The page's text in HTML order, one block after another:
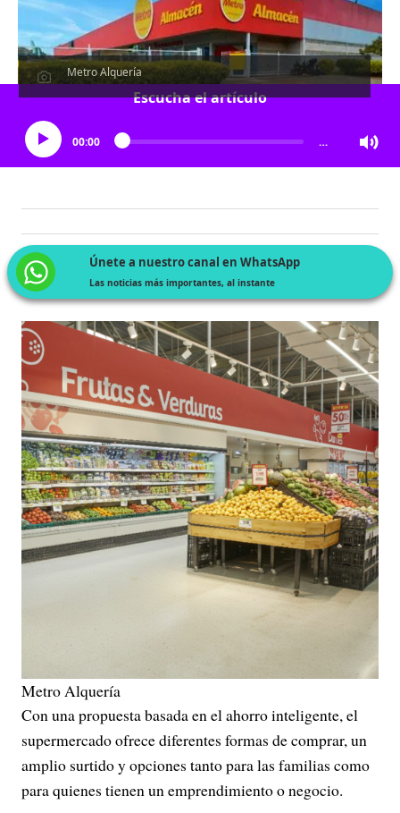
Metro Alquería
Escucha el artículo
00:00 …
Únete a nuestro canal en WhatsApp
Las noticias más importantes, al instante
Metro Alquería
Con una propuesta basada en el ahorro inteligente, el
supermercado ofrece diferentes formas de comprar, un
amplio surtido y opciones tanto para las familias como
para quienes tienen un emprendimiento o negocio.